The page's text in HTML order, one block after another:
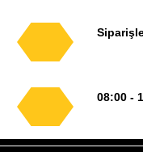
08:00 -